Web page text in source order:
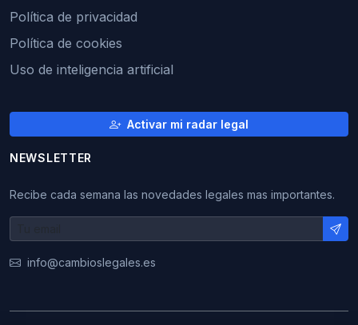
Política de privacidad
Política de cookies
Uso de inteligencia artificial
Activar mi radar legal
NEWSLETTER
Recibe cada semana las novedades legales mas importantes.
info@cambioslegales.es